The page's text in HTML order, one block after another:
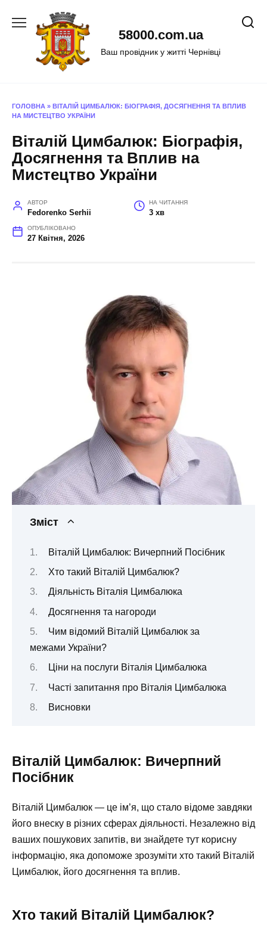
58000.com.ua
Ваш провідник у житті Чернівці
ГОЛОВНА » ВІТАЛІЙ ЦИМБАЛЮК: БІОГРАФІЯ, ДОСЯГНЕННЯ ТА ВПЛИВ
НА МИСТЕЦТВО УКРАЇНИ
Віталій Цимбалюк: Біографія,
Досягнення та Вплив на
Мистецтво України
АВТОР
Fedorenko Serhii
НА ЧИТАННЯ
3 хв
ОПУБЛІКОВАНО
27 Квітня, 2026
Зміст
Віталій Цимбалюк: Вичерпний Посібник
Хто такий Віталій Цимбалюк?
Діяльність Віталія Цимбалюка
Досягнення та нагороди
Чим відомий Віталій Цимбалюк за
межами України?
Ціни на послуги Віталія Цимбалюка
Часті запитання про Віталія Цимбалюка
Висновки
Віталій Цимбалюк: Вичерпний
Посібник
Віталій Цимбалюк — це ім’я, що стало відоме завдяки
його внеску в різних сферах діяльності. Незалежно від
ваших пошукових запитів, ви знайдете тут корисну
інформацію, яка допоможе зрозуміти хто такий Віталій
Цимбалюк, його досягнення та вплив.
Хто такий Віталій Цимбалюк?